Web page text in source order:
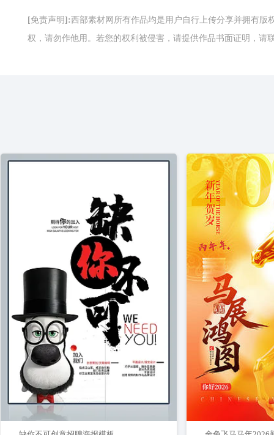
[免责声明]:西部素材网所有作品均是用户自行上传分享并拥有
权，请勿作他用。若您的权利被侵害，请提供作品书面证明，请